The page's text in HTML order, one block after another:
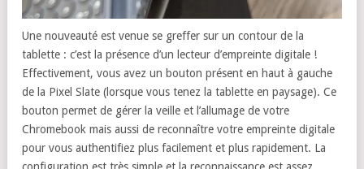
Une nouveauté est venue se greffer sur un contour de la
tablette : c’est la présence d’un lecteur d’empreinte digitale !
Effectivement, vous avez un bouton présent en haut à gauche
de la Pixel Slate (lorsque vous tenez la tablette en paysage). Ce
bouton permet de gérer la veille et l’allumage de votre
Chromebook mais aussi de reconnaître votre empreinte digitale
pour vous authentifiez plus facilement et plus rapidement. La